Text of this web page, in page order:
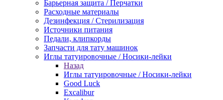
Барьерная защита / Перчатки
Расходные материалы
Дезинфекция / Стерилизация
Источники питания
Педали, клипкорды
Запчасти для тату машинок
Иглы татуировочные / Носики-лейки
Назад
Иглы татуировочные / Носики-лейки
Good Luck
Excalibur